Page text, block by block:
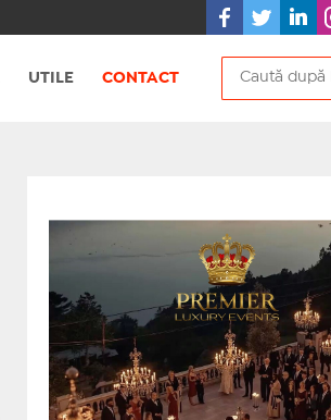
UTILE CONTACT